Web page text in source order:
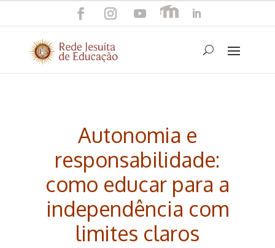
Autonomia e
responsabilidade:
como educar para a
independência com
limites claros